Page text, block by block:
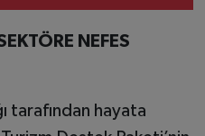
NEFES
tarafından hayata